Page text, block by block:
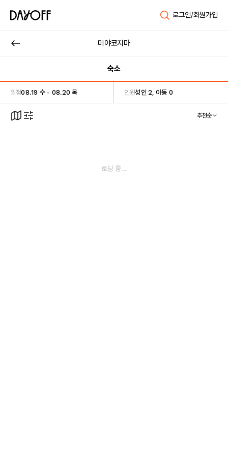
로그인/회원가입
미야코지마
숙소
일정08.19 수 - 08.20 목 인원성인 2, 아동 0
추천순
로딩 중...